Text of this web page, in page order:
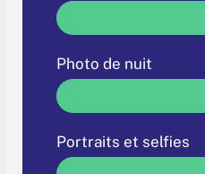
Photo de nuit
Portraits et selfies